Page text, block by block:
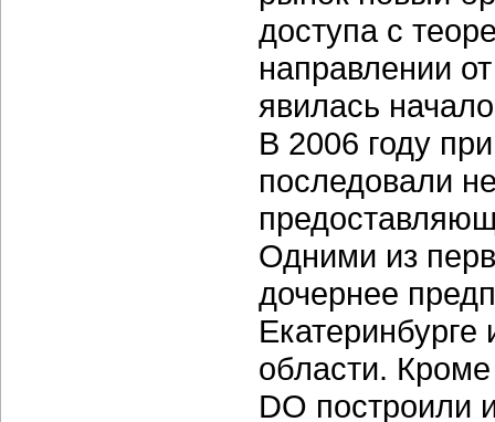
доступа с
направлении
явилась
В 2006 году
последовали
Одними из
дочернее
области. Кроме
DO построили